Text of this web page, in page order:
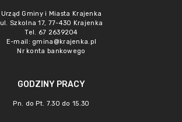
Urząd Gminy i Miasta Krajenka
ul. Szkolna 17, 77-430 Krajenka
Tel. 67 2639204
E-mail: gmina@krajenka.pl
Nr konta bankowego
GODZINY PRACY
Pn. do Pt. 7.30 do 15.30